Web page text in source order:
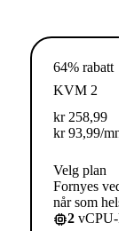
64% rabatt
KVM 2
kr 258,99
kr 93,99/
Velg plan
Fornyes
når som
2 vCPU-